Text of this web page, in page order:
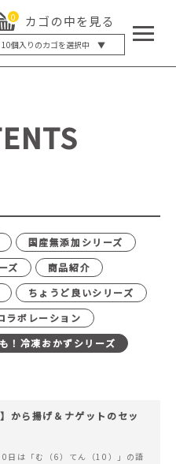
0 カゴの中を見る
10個入りのカゴを選択中 ▼
5個入り
20個入り
最大12%OFF
国産無添加シリーズ
ズ
商品紹介
ちょうど良いシリーズ
ラボレーション
！冷凍おかずシリーズ
から揚げ＆ナゲットのセッ
日は「む（6）てん（10）」の語